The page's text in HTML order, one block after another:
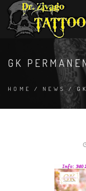
GK
HOME / NEWS / GK